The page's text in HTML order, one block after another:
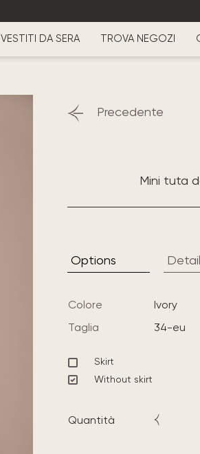
VESTITI DA SERA TROVA NEGOZI
Precedente
Mini tuta
Options
Colore
ivory
Taglia
34-eu
Skirt
Without skirt
Quantità